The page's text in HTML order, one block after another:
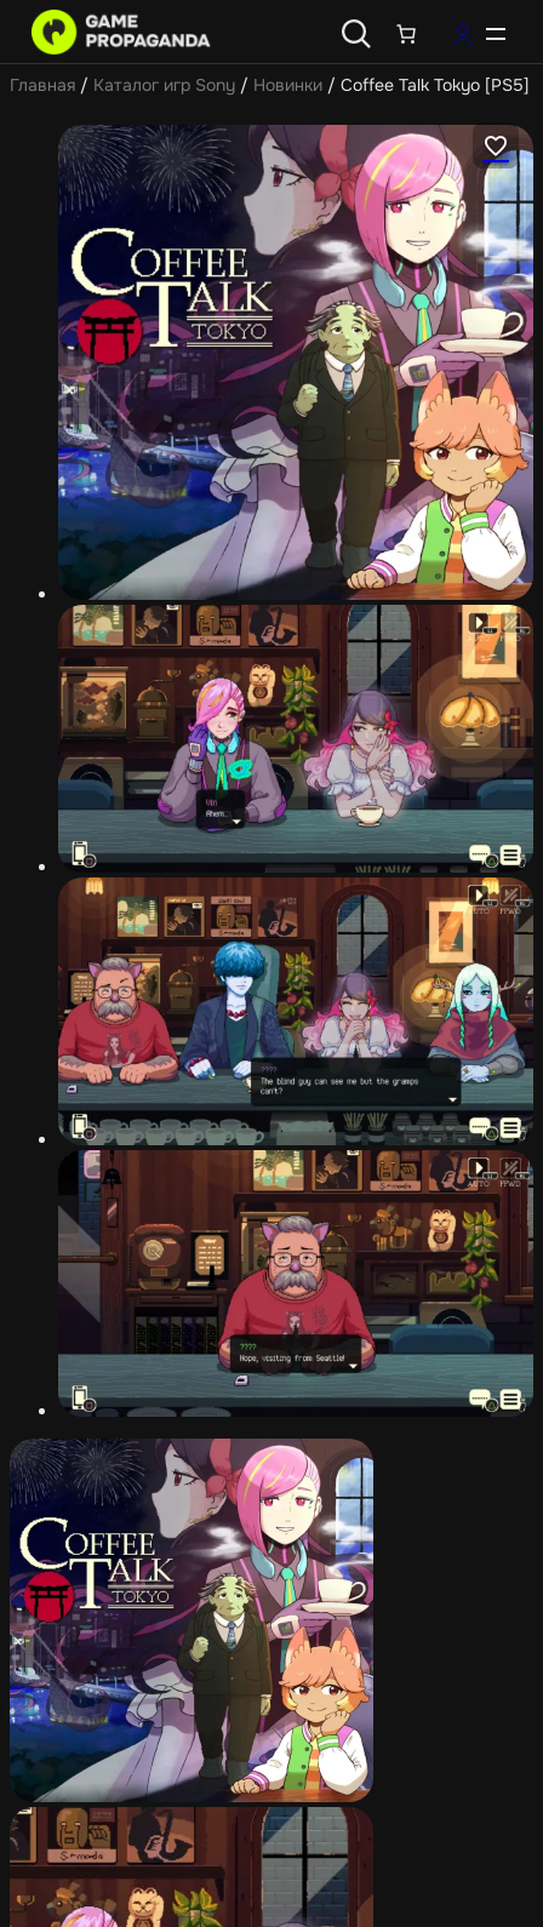
Главная / Каталог игр Sony / Новинки / Coffee Talk Tokyo [PS5]